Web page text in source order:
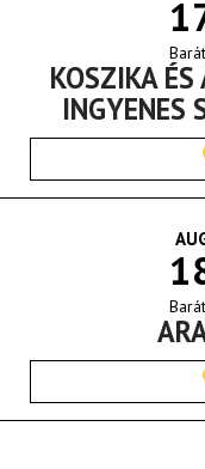
KOSZIKA
INGYENES